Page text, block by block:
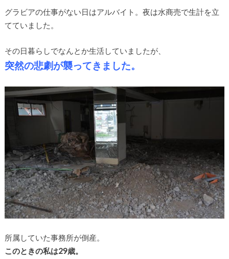
グラビアの仕事がない日はアルバイト。夜は水商売で生計を立
てていました。
その日暮らしでなんとか生活していましたが、
突然の悲劇が襲ってきました。
所属していた事務所が倒産。
このときの私は29歳。